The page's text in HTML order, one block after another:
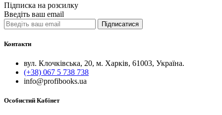
Підписка на розсилку
Введіть ваш email
Підписатися
Контакти
вул. Клочківська, 20, м. Харків, 61003, Україна.
(+38) 067 5 738 738
info@profibooks.ua
Особистий Кабінет